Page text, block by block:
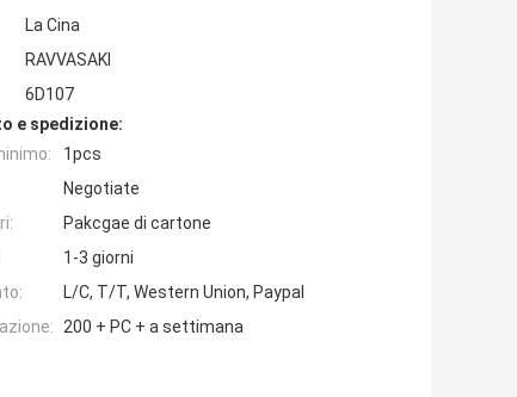
La Cina
RAVVASAKI
6D107
e spedizione:
1pcs
Negotiate
Pakcgae di cartone
1-3 giorni
L/C, T/T, Western Union, Paypal
200 + PC + a settimana